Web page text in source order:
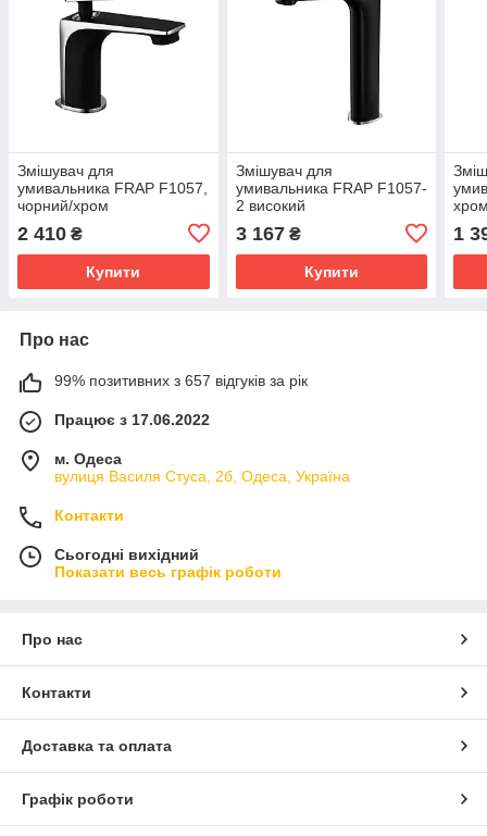
Змішувач для
умивальника FRAP F1057,
чорний/хром
2 410 ₴
Купити
Змішувач для
умивальника FRAP F1057-
2 високий
3 167₴
Купити
1
Про нас
99% позитивних з 657 відгуків за рік
Працює з 17.06.2022
м. Одеса
вулиця Василя Стуса, 2б, Одеса, Україна
Контакти
Сьогодні вихідний
Показати весь графік роботи
Про нас
Контакти
Доставка та оплата
Графік роботи